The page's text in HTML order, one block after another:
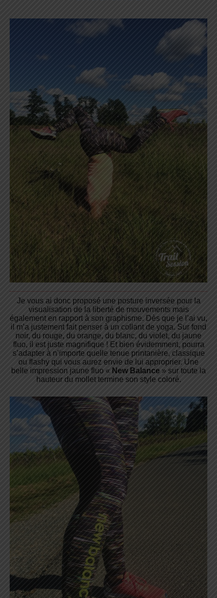
Je vous ai donc proposé une posture inversée pour la
visualisation de la liberté de mouvements mais
également en rapport à son graphisme. Dès que je l’ai vu,
il m’a justement fait penser à un collant de yoga. Sur fond
noir, du rouge, du orange, du blanc, du violet, du jaune
fluo, il est juste magnifique ! Et bien évidemment, pourra
s’adapter à n’importe quelle tenue printanière, classique
ou flashy qui vous aurez envie de lui approprier. Une
belle impression jaune fluo « New Balance » sur toute la
hauteur du mollet termine son style coloré.